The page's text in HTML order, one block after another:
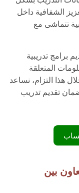
الشفافية داخل
تتماشى مع
برامج تدريبية
المتعلقة
هذا التزام، نساعد
تقديم تدريب
بين